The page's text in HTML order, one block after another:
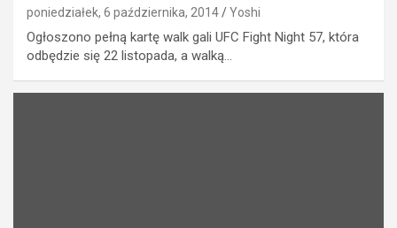
poniedziałek, 6 października, 2014 Yoshi
Ogłoszono pełną kartę walk gali UFC Fight Night 57, która
odbędzie się 22 listopada, a walką…